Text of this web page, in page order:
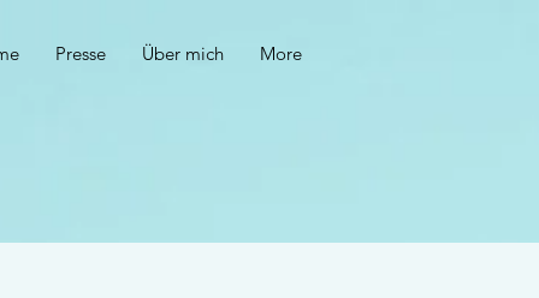
Presse Über mich More